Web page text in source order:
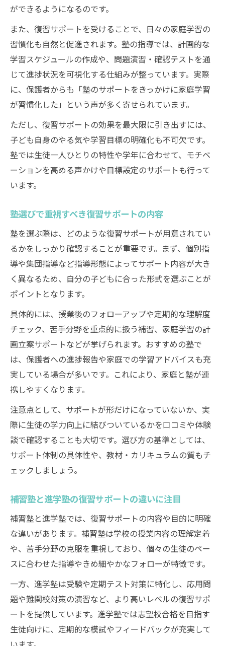
塾の個別指導が生む復習サポートの効果
家庭と連携した塾復習サポートの実践例
家庭学習習慣を塾で定着させる秘訣とは
塾の復習サポートで家庭学習習慣が身につ
く理由
小学生の家庭学習を支える塾復習サポート
の工夫
塾の宿題と復習サポートで学習リズムを作
る方法
塾講師が提案する家庭学習定着のポイント
復習サポート塾で自発的に勉強できる子へ
苦手克服へ導く塾の復習サポート活用法
策法
勉強が苦手な子どもも伸びる塾サポートの
秘訣
個別指導塾の復習サポートによる苦手克服
事例
ローチ
補習塾の復習サポート活用で苦手克服を目
指す
家庭と塾の連携で復習を強化するコツ
塾の復習サポートを家庭で活かす連携ポイ
家庭学習と塾復習サポートの最適なバラン
ス
塾の進捗報告を活かした復習計画の立て方
家庭と塾の情報共有が復習強化のカギとな
塾の復習サポートを保護者が支える方法
忙しい家庭でも安心な塾復習サポート術
忙しい家庭でも続く塾復習サポートの活用
法
塾の復習サポートで時短を叶える家庭学習
術
家庭の負担を減らす塾復習サポートの工夫
塾の復習サポートで自立学習が身につく理
由
ができるようになるのです。
また、復習サポートを受けることで、日々の家庭学習の
習慣化も自然と促進されます。塾の指導では、計画的な
学習スケジュールの作成や、問題演習・確認テストを通
じて進捗状況を可視化する仕組みが整っています。実際
に、保護者からも「塾のサポートをきっかけに家庭学習
が習慣化した」という声が多く寄せられています。
ただし、復習サポートの効果を最大限に引き出すには、
子ども自身のやる気や学習目標の明確化も不可欠です。
塾では生徒一人ひとりの特性や学年に合わせて、モチベ
ーションを高める声かけや目標設定のサポートも行って
います。
塾選びで重視すべき復習サポートの内容
塾を選ぶ際は、どのような復習サポートが用意されてい
るかをしっかり確認することが重要です。まず、個別指
導や集団指導など指導形態によってサポート内容が大き
く異なるため、自分の子どもに合った形式を選ぶことが
ポイントとなります。
具体的には、授業後のフォローアップや定期的な理解度
チェック、苦手分野を重点的に扱う補習、家庭学習の計
画立案サポートなどが挙げられます。おすすめの塾で
は、保護者への進捗報告や家庭での学習アドバイスも充
実している場合が多いです。これにより、家庭と塾が連
携しやすくなります。
注意点として、サポートが形だけになっていないか、実
際に生徒の学力向上に結びついているかを口コミや体験
談で確認することも大切です。選び方の基準としては、
サポート体制の具体性や、教材・カリキュラムの質もチ
ェックしましょう。
補習塾と進学塾の復習サポートの違いに注目
補習塾と進学塾では、復習サポートの内容や目的に明確
な違いがあります。補習塾は学校の授業内容の理解定着
や、苦手分野の克服を重視しており、個々の生徒のペー
スに合わせた指導やきめ細やかなフォローが特徴です。
一方、進学塾は受験や定期テスト対策に特化し、応用問
題や難関校対策の演習など、より高いレベルの復習サポ
ートを提供しています。進学塾では志望校合格を目指す
生徒向けに、定期的な模試やフィードバックが充実して